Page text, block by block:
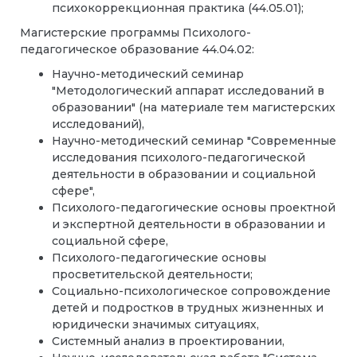
психокоррекционная практика (44.05.01);
Магистерские программы Психолого-
педагогическое образование 44.04.02:
Научно-методический семинар
"Методологический аппарат исследований в
образовании" (на материале тем магистерских
исследований),
Научно-методический семинар "Современные
исследования психолого-педагогической
деятельности в образовании и социальной
сфере",
Психолого-педагогические основы проектной
и экспертной деятельности в образовании и
социальной сфере,
Психолого-педагогические основы
просветительской деятельности;
Социально-психологическое сопровождение
детей и подростков в трудных жизненных и
юридически значимых ситуациях,
Системный анализ в проектировании,